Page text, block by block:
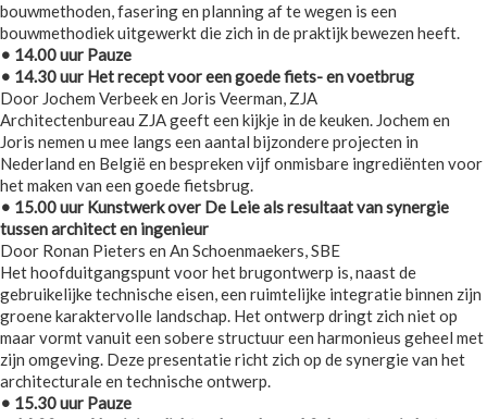
bouwmethoden, fasering en planning af te wegen is een
bouwmethodiek uitgewerkt die zich in de praktijk bewezen heeft.
• 14.00 uur Pauze
• 14.30 uur Het recept voor een goede fiets- en voetbrug
Door Jochem Verbeek en Joris Veerman, ZJA
Architectenbureau ZJA geeft een kijkje in de keuken. Jochem en
Joris nemen u mee langs een aantal bijzondere projecten in
Nederland en België en bespreken vijf onmisbare ingrediënten voor
het maken van een goede fietsbrug.
• 15.00 uur Kunstwerk over De Leie als resultaat van synergie
tussen architect en ingenieur
Door Ronan Pieters en An Schoenmaekers, SBE
Het hoofduitgangspunt voor het brugontwerp is, naast de
gebruikelijke technische eisen, een ruimtelijke integratie binnen zijn
groene karaktervolle landschap. Het ontwerp dringt zich niet op
maar vormt vanuit een sobere structuur een harmonieus geheel met
zijn omgeving. Deze presentatie richt zich op de synergie van het
architecturale en technische ontwerp.
• 15.30 uur Pauze